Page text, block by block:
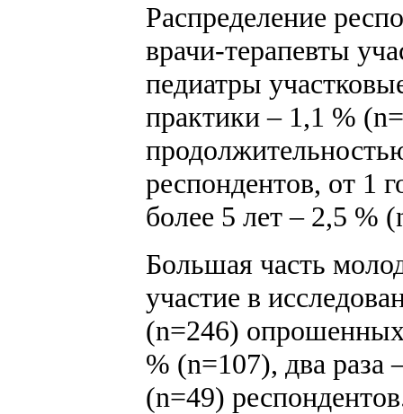
Распределение
врачи-терапевты
педиатры
практики – 1,1 %
респондентов, от 1
более 5 лет – 2,5 %
Большая часть
участие в
(n=246)
% (n=107), два раза
(n=49)